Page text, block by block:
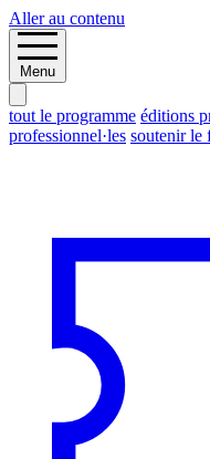
Aller au contenu
Menu
tout le programme éditions
professionnel·les soutenir le